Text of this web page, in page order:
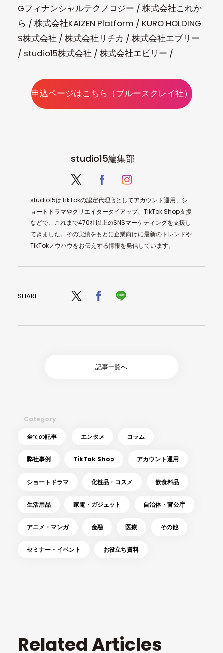
Gフィナンシャルテクノロジー / 株式会社これか
ら / 株式会社KAIZEN Platform / KURO HOLDING
S株式会社 / 株式会社リチカ / 株式会社エブリー
/ studio15株式会社 / 株式会社エビリー /
申込ページはこちら（ブルースクレイ社）
studio15編集部
studio15はTikTokの認定代理店としてアカウント運用、シ
ョートドラマやクリエイタータイアップ、TikTok Shop支援
などで、これまで470社以上のSNSマーケティングを支援し
てきました。その実績をもとに企業向けに最新のトレンドや
TikTokノウハウをお伝えする情報を発信しています。
SHARE
記事一覧へ
Category
全ての記事 エンタメ コラム
弊社事例 TikTok Shop アカウント運用
ショートドラマ 化粧品・コスメ 飲食料品
生活用品 家電・ガジェット 自治体・官公庁
アニメ・マンガ 金融 医療 その他
セミナー・イベント お役立ち資料
Related Articles